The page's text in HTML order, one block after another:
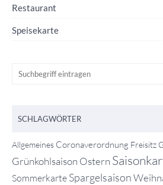
Restaurant
Speisekarte
SCHLAGWÖRTER
Allgemeines Coronaverordnung Freisitz
Grünkohlsaison Ostern
Sommerkarte Spargelsaison